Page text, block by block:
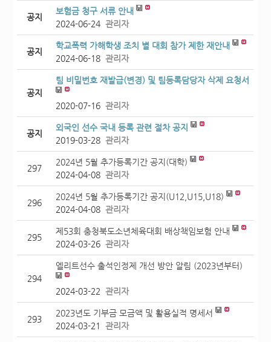
공지
보험금 청구 서류 안내
2024-06-24관리자
공지
학교폭력 가해학생 조치 별 대회 참가 제한 재안내
2024-06-18관리자
공지
팀 비밀번호 재발급(변경) 및 팀등록담당자 삭제 요청서
2020-07-16관리자
공지
외국인 선수 국내 등록 관련 절차 공지
2019-03-28관리자
297
2024년 5월 추가등록기간 공지(대학)
2024-04-08관리자
296
2024년 5월 추가등록기간 공지(U12,U15,U18)
2024-04-08관리자
295
제53회 충청북도소년체육대회 배상책임보험 안내
2024-03-26관리자
294
엘리트선수 출석인정제 개선 방안 알림 (2023년부터)
2024-03-22관리자
293
2023년도 기부금 모금액 및 활용실적 명세서
2024-03-21관리자